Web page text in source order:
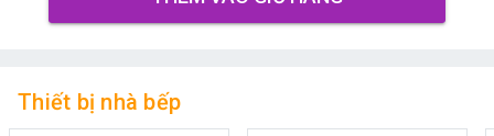
Thiết bị nhà bếp